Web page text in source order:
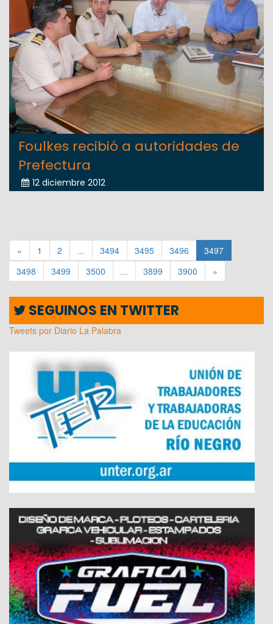
Foulkes recibió a autoridades de
Prefectura
12 diciembre 2012
« 1 2 ... 3494 3495 3496
3497
3498
3499 3500 ... 3899 3900 »
SEGUINOS EN TWITTER
Tweets por Diario La Palabra